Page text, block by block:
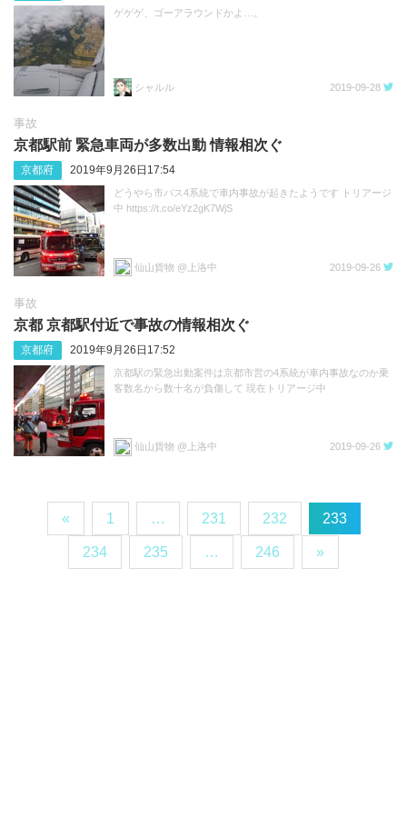
ゲゲゲ、ゴーアラウンドかよ…。
シャルル 2019-09-28
事故
京都駅前 緊急車両が多数出動 情報相次ぐ
京都府 2019年9月26日17:54
どうやら市バス4系統で車内事故が起きたようです トリアージ
中 https://t.co/eYz2gK7WjS
仙山貨物 @上洛中 2019-09-26
事故
京都 京都駅付近で事故の情報相次ぐ
京都府 2019年9月26日17:52
京都駅の緊急出動案件は京都市営の4系統が車内事故なのか乗
客数名から数十名が負傷して 現在トリアージ中
仙山貨物 @上洛中 2019-09-26
« 1 … 231 232 233
234 235 … 246 »